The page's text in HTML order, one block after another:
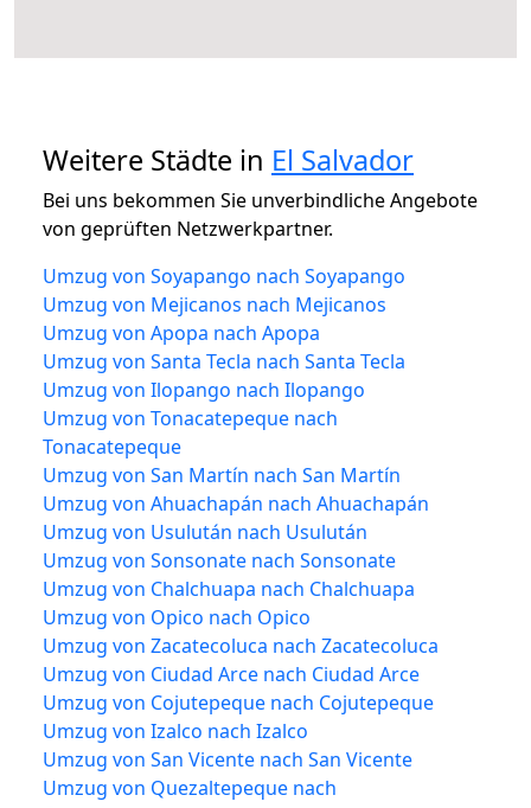
Weitere Städte in El Salvador
Bei uns bekommen Sie unverbindliche Angebote
von geprüften Netzwerkpartner.
Umzug von Soyapango nach Soyapango
Umzug von Mejicanos nach Mejicanos
Umzug von Apopa nach Apopa
Umzug von Santa Tecla nach Santa Tecla
Umzug von Ilopango nach Ilopango
Umzug von Tonacatepeque nach
Tonacatepeque
Umzug von San Martín nach San Martín
Umzug von Ahuachapán nach Ahuachapán
Umzug von Usulután nach Usulután
Umzug von Sonsonate nach Sonsonate
Umzug von Chalchuapa nach Chalchuapa
Umzug von Opico nach Opico
Umzug von Zacatecoluca nach Zacatecoluca
Umzug von Ciudad Arce nach Ciudad Arce
Umzug von Cojutepeque nach Cojutepeque
Umzug von Izalco nach Izalco
Umzug von San Vicente nach San Vicente
Umzug von Quezaltepeque nach